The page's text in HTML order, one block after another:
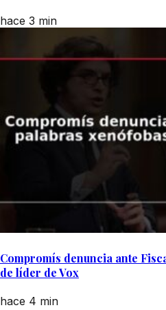
hace 3 min
Compromís denuncia ante
de líder de Vox
hace 4 min